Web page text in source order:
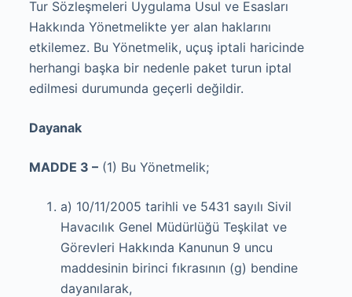
Tur Sözleşmeleri Uygulama Usul ve Esasları
Hakkında Yönetmelikte yer alan haklarını
etkilemez. Bu Yönetmelik, uçuş iptali haricinde
herhangi başka bir nedenle paket turun iptal
edilmesi durumunda geçerli değildir.
Dayanak
MADDE 3 –(1) Bu Yönetmelik;
a) 10/11/2005 tarihli ve 5431 sayılı Sivil
Havacılık Genel Müdürlüğü Teşkilat ve
Görevleri Hakkında Kanunun 9 uncu
maddesinin birinci fıkrasının (g) bendine
dayanılarak,